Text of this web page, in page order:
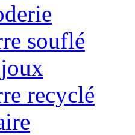
souflé
recyclé